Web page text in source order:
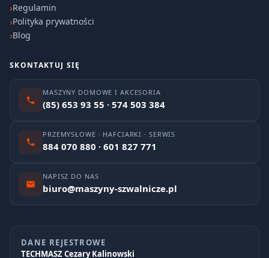
Regulamin
Polityka prywatności
Blog
SKONTAKTUJ SIĘ
MASZYNY DOMOWE I AKCESORIA
(85) 653 93 55 · 574 503 384
PRZEMYSŁOWE · HAFCIARKI · SERWIS
884 070 880 · 601 827 771
NAPISZ DO NAS
biuro@maszyny-szwalnicze.pl
DANE REJESTROWE
TECHMASZ Cezary Kalinowski